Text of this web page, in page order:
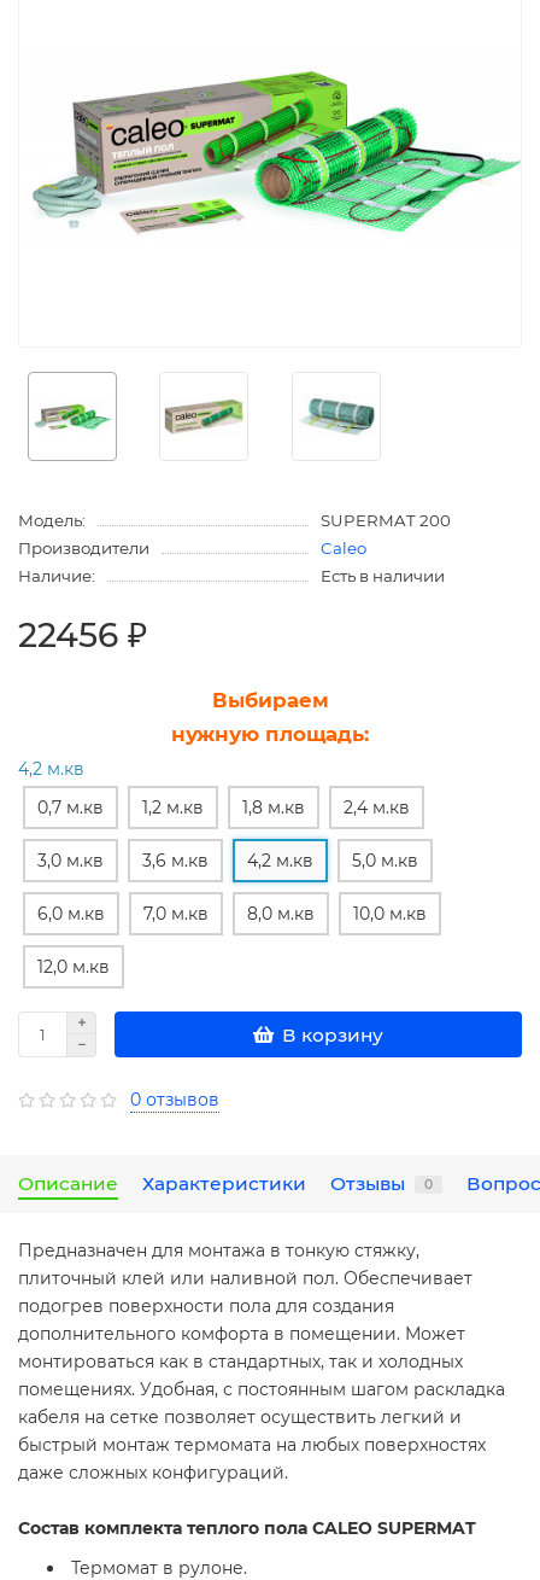
Модель:
SUPERMAT 200
Производители
Caleo
Наличие:
Есть в наличии
22456 ₽
Выбираем
нужную площадь:
4,2 м.кв
0,7 м.кв
1,2 м.кв 1,8 м.кв 2,4 м.кв
3,0 м.кв 3,6 м.кв 4,2 м.кв 5,0 м.кв
6,0 м.кв 7,0 м.кв 8,0 м.кв 10,0 м.кв
12,0 м.кв
В корзину
0 отзывов
Описание Характеристики Отзывы 0
Предназначен для монтажа в тонкую стяжку,
плиточный клей или наливной пол. Обеспечивает
подогрев поверхности пола для создания
дополнительного комфорта в помещении. Может
монтироваться как в стандартных, так и холодных
помещениях. Удобная, с постоянным шагом раскладка
кабеля на сетке позволяет осуществить легкий и
быстрый монтаж термомата на любых поверхностях
даже сложных конфигураций.
Состав комплекта теплого пола CALEO SUPERMAT
Термомат в рулоне.